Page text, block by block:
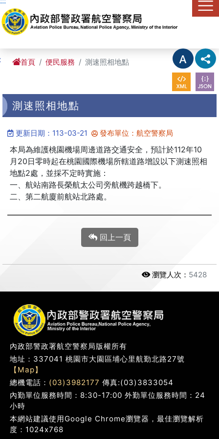
進入內容區塊
首頁 便民服務 測速照相地點
測速照相地點
更新日期：113-03-21 發布單位：航空警察局
本局為維護桃園機場周邊道路交通安全，預計於112年10
月20日零時起在桃園國際機場所轄道路增設以下測速照相
地點2處，並採不定時實施：
一、航站南路長榮航太公司旁航機跨越橋下。
二、第二航廈前航站北路處。
回上一頁
瀏覽人次： 5428
內政部警政署航空警察局版權所有
地址：337041 桃園市大園區埔心里航勤北路27號
【Map】
總機電話： (03)3982177 傳真:(03)3833054
內勤單位服務時間：8:30-17:00 外勤單位服務時間：24
小時
本網站建議使用Google Chrome瀏覽器，最佳瀏覽解析
度：1024x768